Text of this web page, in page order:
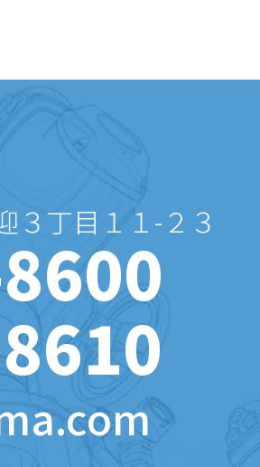
丁目１１-２３